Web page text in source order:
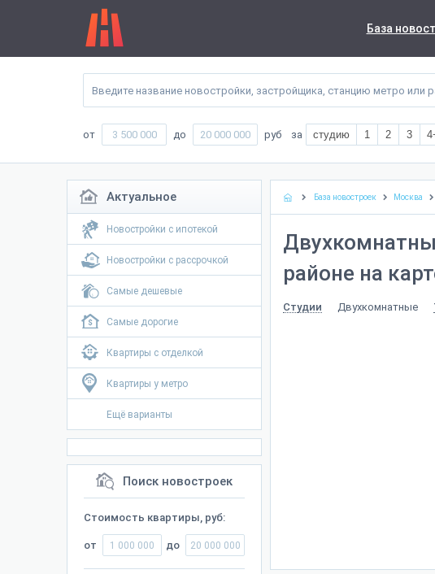
База
от до руб за студию 1 2 3
Актуальное
Новостройки с ипотекой
Новостройки с рассрочкой
Самые дешевые
Самые дорогие
Квартиры с отделкой
Квартиры у метро
Ещё варианты
Поиск новостроек
Стоимость квартиры, руб:
от до
База новостроек Москва
районе на
Студии Двухкомнатные